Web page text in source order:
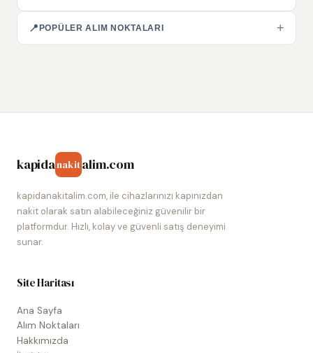
📍 POPÜLER ALIM NOKTALARI +
kapidanakitalim.com
kapidanakitalim.com, ile cihazlarınızı kapınızdan
nakit olarak satın alabileceğiniz güvenilir bir
platformdur. Hızlı, kolay ve güvenli satış deneyimi
sunar.
Site Haritası
Ana Sayfa
Alım Noktaları
Hakkımızda